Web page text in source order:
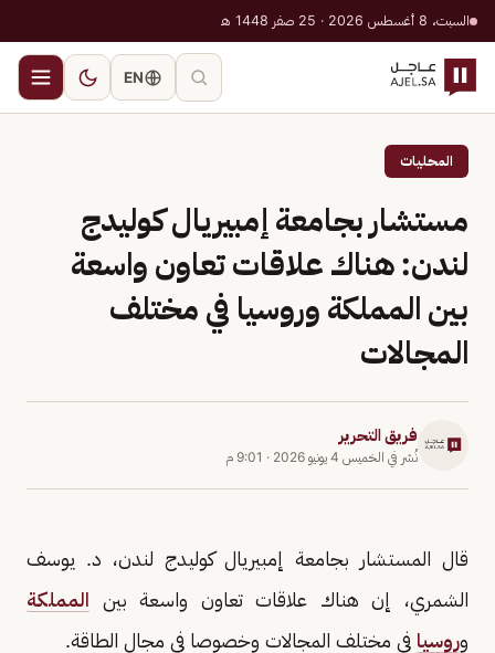
السبت، 8 أغسطس 2026 · 25 صفر 1448 هـ
EN
المحليات
مستشار بجامعة إمبيريال كوليدج
لندن: هناك علاقات تعاون واسعة
بين المملكة وروسيا في مختلف
المجالات
فريق التحرير
نُشر في الخميس 4 يونيو 2026 · 9:01 م
قال المستشار بجامعة إمبيريال كوليدج لندن، د. يوسف
الشمري، إن هناك علاقات تعاون واسعة بين المملكة
وروسيا في مختلف المجالات وخصوصا في مجال الطاقة.